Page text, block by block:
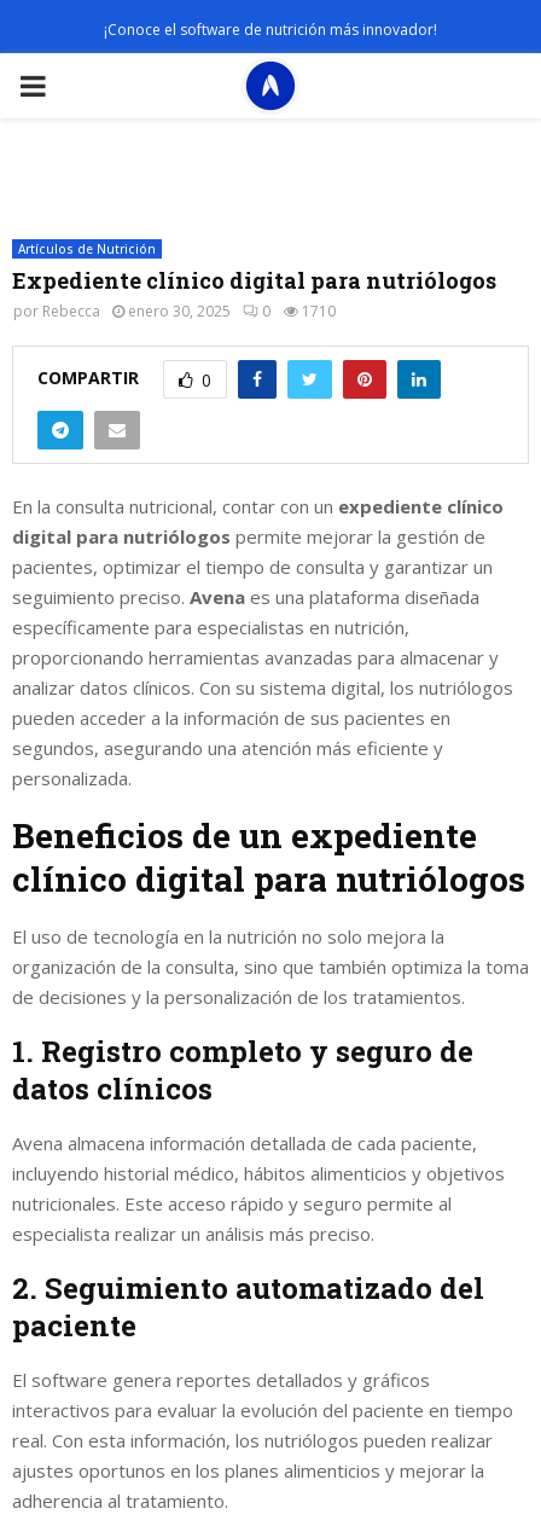
¡Conoce el software de nutrición más innovador!
PRIMARY
Artículos de Nutrición
Expediente clínico digital para nutriólogos
por Rebecca enero 30, 2025 0 1710
COMPARTIR 0
En la consulta nutricional, contar con un expediente clínico
digital para nutriólogos permite mejorar la gestión de
pacientes, optimizar el tiempo de consulta y garantizar un
seguimiento preciso. Avena es una plataforma diseñada
específicamente para especialistas en nutrición,
proporcionando herramientas avanzadas para almacenar y
analizar datos clínicos. Con su sistema digital, los nutriólogos
pueden acceder a la información de sus pacientes en
segundos, asegurando una atención más eficiente y
personalizada.
Beneficios de un expediente
clínico digital para nutriólogos
El uso de tecnología en la nutrición no solo mejora la
organización de la consulta, sino que también optimiza la toma
de decisiones y la personalización de los tratamientos.
1. Registro completo y seguro de
datos clínicos
Avena almacena información detallada de cada paciente,
incluyendo historial médico, hábitos alimenticios y objetivos
nutricionales. Este acceso rápido y seguro permite al
especialista realizar un análisis más preciso.
2. Seguimiento automatizado del
paciente
El software genera reportes detallados y gráficos
interactivos para evaluar la evolución del paciente en tiempo
real. Con esta información, los nutriólogos pueden realizar
ajustes oportunos en los planes alimenticios y mejorar la
adherencia al tratamiento.